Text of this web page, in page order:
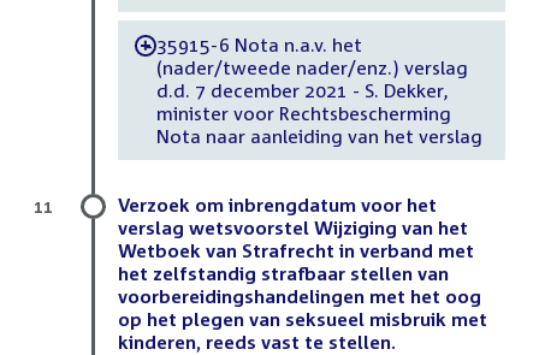
-35915-6 Nota n.a.v. het
(nader/tweede nader/enz.) verslag
d.d. 7 december 2021 - S. Dekker,
minister voor Rechtsbescherming
Nota naar aanleiding van het verslag
Verzoek om inbrengdatum voor het
verslag wetsvoorstel Wijziging van het
Wetboek van Strafrecht in verband met
het zelfstandig strafbaar stellen van
voorbereidingshandelingen met het oog
op het plegen van seksueel misbruik met
kinderen, reeds vast te stellen.
11